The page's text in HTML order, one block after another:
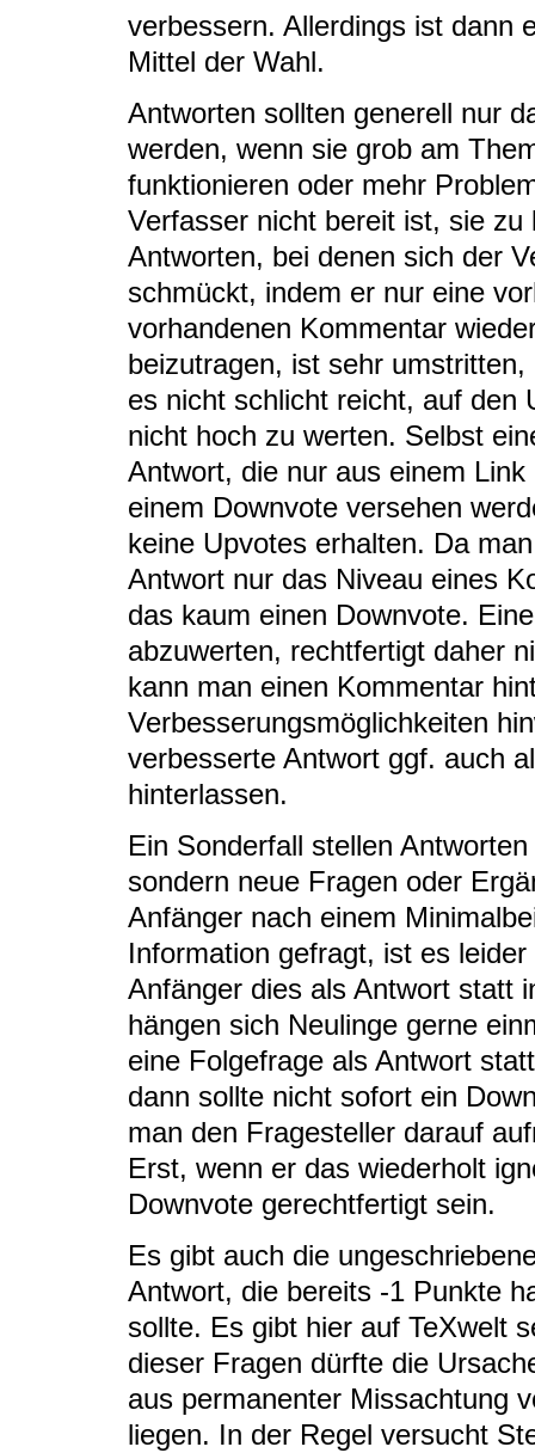
verbessern. Allerdings ist dann
Mittel der Wahl.
Antworten sollten generell nur
werden, wenn sie grob am
funktionieren oder mehr
Verfasser nicht bereit ist, sie
Antworten, bei denen sich der
schmückt, indem er nur eine
vorhandenen Kommentar
beizutragen, ist sehr
es nicht schlicht reicht, auf den
nicht hoch zu werten. Selbst
Antwort, die nur aus einem
einem Downvote versehen
keine Upvotes erhalten. Da
Antwort nur das Niveau eines
das kaum einen Downvote.
abzuwerten, rechtfertigt daher
kann man einen Kommentar
Verbesserungsmöglichkeiten
verbesserte Antwort ggf. auch
hinterlassen.
Ein Sonderfall stellen
sondern neue Fragen oder
Anfänger nach einem
Information gefragt, ist es
Anfänger dies als Antwort statt
hängen sich Neulinge gerne
eine Folgefrage als Antwort
dann sollte nicht sofort ein
man den Fragesteller darauf
Erst, wenn er das wiederholt
Downvote gerechtfertigt sein.
Es gibt auch die
Antwort, die bereits -1 Punkte
sollte. Es gibt hier auf TeXwelt
dieser Fragen dürfte die
aus permanenter Missachtung
liegen. In der Regel versucht